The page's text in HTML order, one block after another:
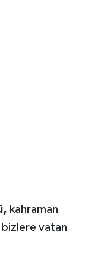
kahraman
bizlere vatan